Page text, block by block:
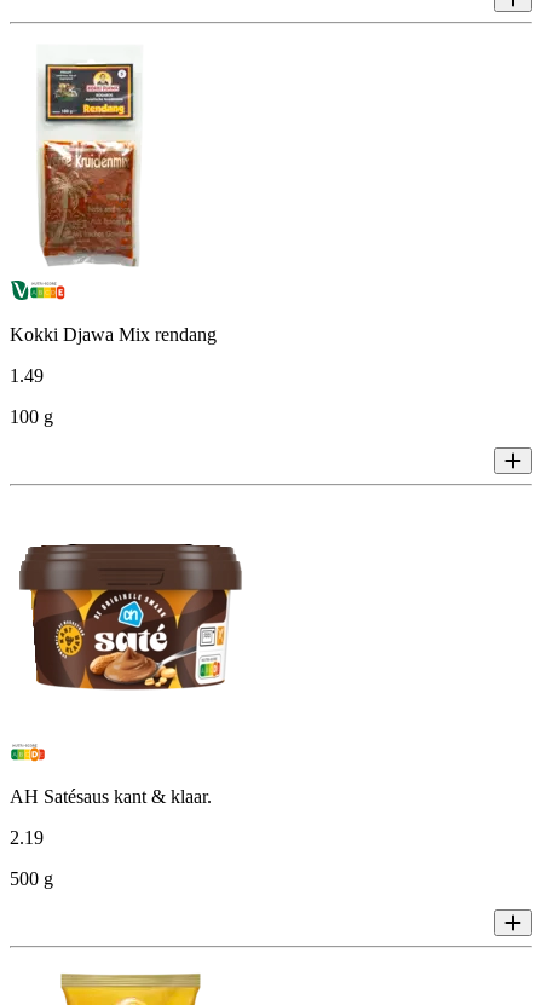
Kokki Djawa Mix rendang
1.49
100 g
AH Satésaus kant & klaar.
2.19
500 g